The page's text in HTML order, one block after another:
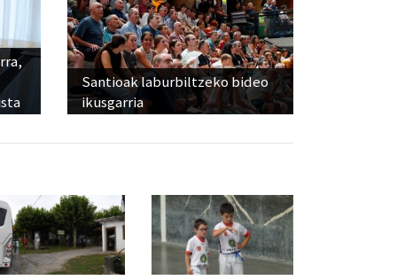
Santioak laburbiltzeko bideo
ikusgarria